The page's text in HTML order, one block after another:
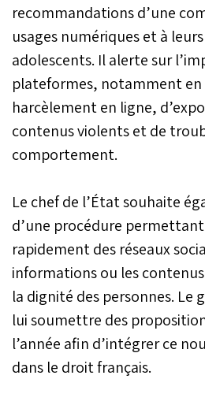
recommandations d’une
usages numériques et à
adolescents. Il alerte sur
plateformes, notamment en
harcèlement en ligne,
contenus violents et de
comportement.
Le chef de l’État souhaite
d’une procédure
rapidement des réseaux
informations ou les
la dignité des personnes.
lui soumettre des
l’année afin d’intégrer ce
dans le droit français.